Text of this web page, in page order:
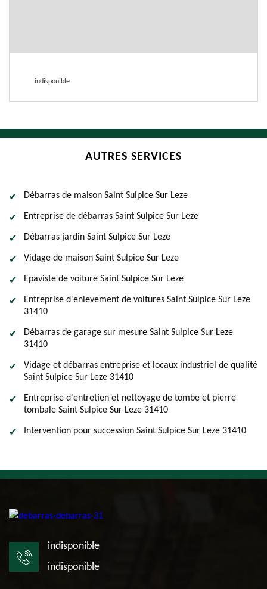
indisponible
AUTRES SERVICES
Débarras de maison Saint Sulpice Sur Leze
Entreprise de débarras Saint Sulpice Sur Leze
Débarras jardin Saint Sulpice Sur Leze
Vidage de maison Saint Sulpice Sur Leze
Epaviste de voiture Saint Sulpice Sur Leze
Entreprise d'enlevement de voitures Saint Sulpice Sur Leze
31410
Débarras de garage sur mesure Saint Sulpice Sur Leze
31410
Vidage et débarras entreprise et locaux industriel de qualité
Saint Sulpice Sur Leze 31410
Entreprise d'entretien et nettoyage de tombe et pierre
tombale Saint Sulpice Sur Leze 31410
Intervention pour succession Saint Sulpice Sur Leze 31410
indisponible
indisponible